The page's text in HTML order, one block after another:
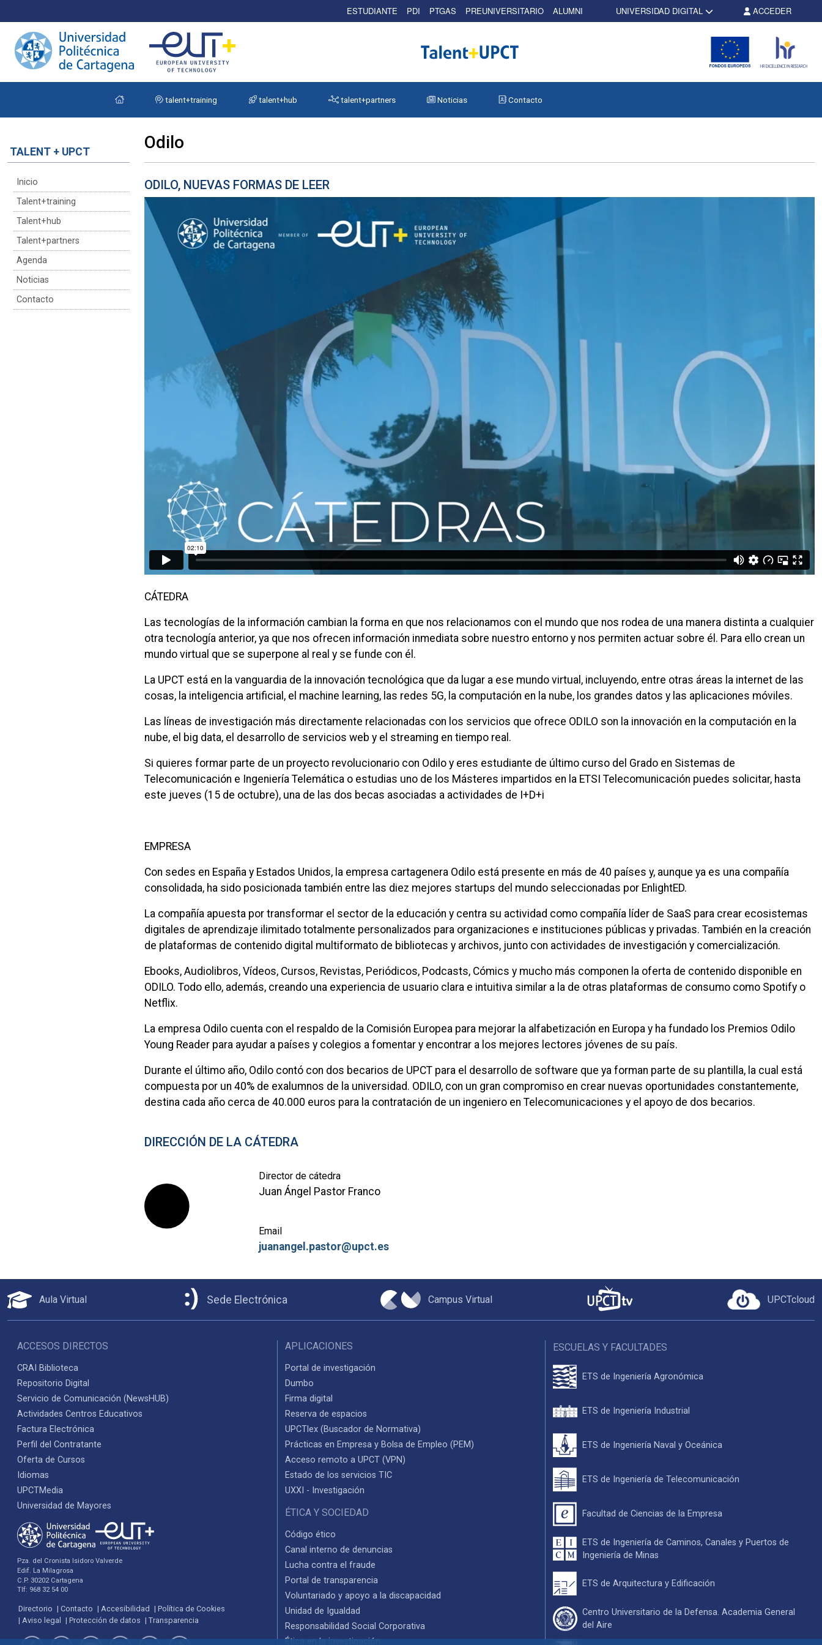
ESTUDIANTE PDI PTGAS PREUNIVERSITARIO ALUMNI UNIVERSIDAD DIGITAL ACCEDER
talent+training talent+hub talent+partners Noticias Contacto
TALENT + UPCT
Inicio
Talent+training
Talent+hub
Talent+partners
Agenda
Noticias
Contacto
Odilo
ODILO, NUEVAS FORMAS DE LEER
CÁTEDRA
Las tecnologías de la información cambian la forma en que nos relacionamos con el mundo que nos rodea de una manera distinta a cualquier
otra tecnología anterior, ya que nos ofrecen información inmediata sobre nuestro entorno y nos permiten actuar sobre él. Para ello crean un
mundo virtual que se superpone al real y se funde con él.
La UPCT está en la vanguardia de la innovación tecnológica que da lugar a ese mundo virtual, incluyendo, entre otras áreas la internet de las
cosas, la inteligencia artificial, el machine learning, las redes 5G, la computación en la nube, los grandes datos y las aplicaciones móviles.
Las líneas de investigación más directamente relacionadas con los servicios que ofrece ODILO son la innovación en la computación en la
nube, el big data, el desarrollo de servicios web y el streaming en tiempo real.
Si quieres formar parte de un proyecto revolucionario con Odilo y eres estudiante de último curso del Grado en Sistemas de
Telecomunicación e Ingeniería Telemática o estudias uno de los Másteres impartidos en la ETSI Telecomunicación puedes solicitar, hasta
este jueves (15 de octubre), una de las dos becas asociadas a actividades de I+D+i
EMPRESA
Con sedes en España y Estados Unidos, la empresa cartagenera Odilo está presente en más de 40 países y, aunque ya es una compañía
consolidada, ha sido posicionada también entre las diez mejores startups del mundo seleccionadas por EnlightED.
La compañía apuesta por transformar el sector de la educación y centra su actividad como compañía líder de SaaS para crear ecosistemas
digitales de aprendizaje ilimitado totalmente personalizados para organizaciones e instituciones públicas y privadas. También en la creación
de plataformas de contenido digital multiformato de bibliotecas y archivos, junto con actividades de investigación y comercialización.
Ebooks, Audiolibros, Vídeos, Cursos, Revistas, Periódicos, Podcasts, Cómics y mucho más componen la oferta de contenido disponible en
ODILO. Todo ello, además, creando una experiencia de usuario clara e intuitiva similar a la de otras plataformas de consumo como Spotify o
Netflix.
La empresa Odilo cuenta con el respaldo de la Comisión Europea para mejorar la alfabetización en Europa y ha fundado los Premios Odilo
Young Reader para ayudar a países y colegios a fomentar y encontrar a los mejores lectores jóvenes de su país.
Durante el último año, Odilo contó con dos becarios de UPCT para el desarrollo de software que ya forman parte de su plantilla, la cual está
compuesta por un 40% de exalumnos de la universidad. ODILO, con un gran compromiso en crear nuevas oportunidades constantemente,
destina cada año cerca de 40.000 euros para la contratación de un ingeniero en Telecomunicaciones y el apoyo de dos becarios.
DIRECCIÓN DE LA CÁTEDRA
Director de cátedra
Juan Ángel Pastor Franco
Email
juanangel.pastor@upct.es
Aula Virtual Sede Electrónica Campus Virtual UPCTcloud
ACCESOS DIRECTOS
CRAI Biblioteca
Repositorio Digital
Servicio de Comunicación (NewsHUB)
Actividades Centros Educativos
Factura Electrónica
Perfil del Contratante
Oferta de Cursos
Idiomas
UPCTMedia
Universidad de Mayores
Pza. del Cronista Isidoro Valverde
Edif. La Milagrosa
C.P. 30202 Cartagena
Tlf: 968 32 54 00
Directorio Contacto Accesibilidad
Política de Cookies
Aviso legal
Protección de datos Transparencia
APLICACIONES
Portal de investigación
Dumbo
Firma digital
Reserva de espacios
UPCTlex (Buscador de Normativa)
Prácticas en Empresa y Bolsa de Empleo (PEM)
Acceso remoto a UPCT (VPN)
Estado de los servicios TIC
UXXI - Investigación
ÉTICA Y SOCIEDAD
Código ético
Canal interno de denuncias
Lucha contra el fraude
Portal de transparencia
Voluntariado y apoyo a la discapacidad
Unidad de Igualdad
Responsabilidad Social Corporativa
Ética en la investigación
ESCUELAS Y FACULTADES
ETS de Ingeniería Agronómica
ETS de Ingeniería Industrial
ETS de Ingeniería Naval y Oceánica
ETS de Ingeniería de Telecomunicación
Facultad de Ciencias de la Empresa
ETS de Ingeniería de Caminos, Canales y Puertos de
Ingeniería de Minas
ETS de Arquitectura y Edificación
Centro Universitario de la Defensa. Academia General
del Aire